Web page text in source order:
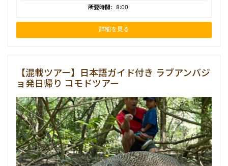
所要時間: 8:00
詳細を見る
【混載ツアー】日本語ガイド付き ラブアンバジ
ョ発日帰り コモドツアー